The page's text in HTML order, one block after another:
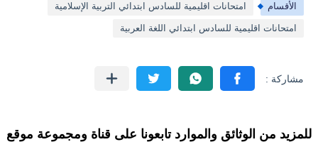
الأقسام امتحانات اقليمية للسادس ابتدائي التربية الإسلامية
امتحانات اقليمية للسادس ابتدائي اللغة العربية
للمزيد من الوثائق والموارد تابعونا على قناة ومجموعة موقع